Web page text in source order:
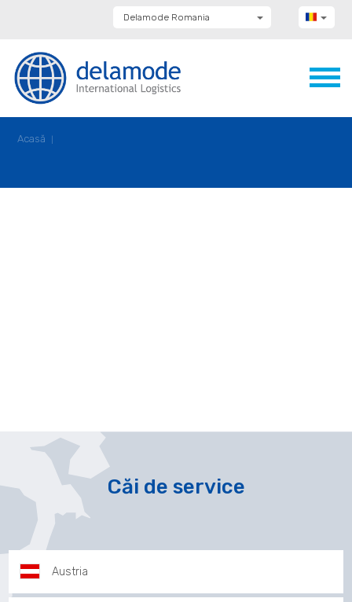
Delamode Romania
Delamode Bulgaria
Delamode Estonia
Delamode Latvia
Acasă
Căi de service
Austria